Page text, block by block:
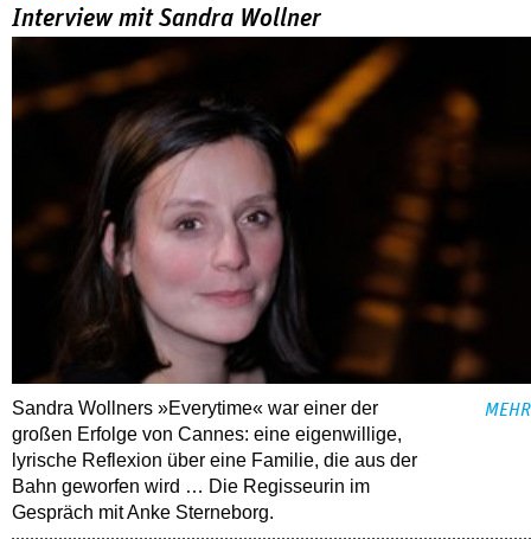
Interview mit Sandra Wollner
Sandra Wollners »Everytime« war einer der
großen Erfolge von Cannes: eine eigenwillige,
lyrische Reflexion über eine ­Familie, die aus der
Bahn geworfen wird … Die Regisseurin im
Gespräch mit Anke Sterneborg.
MEHR